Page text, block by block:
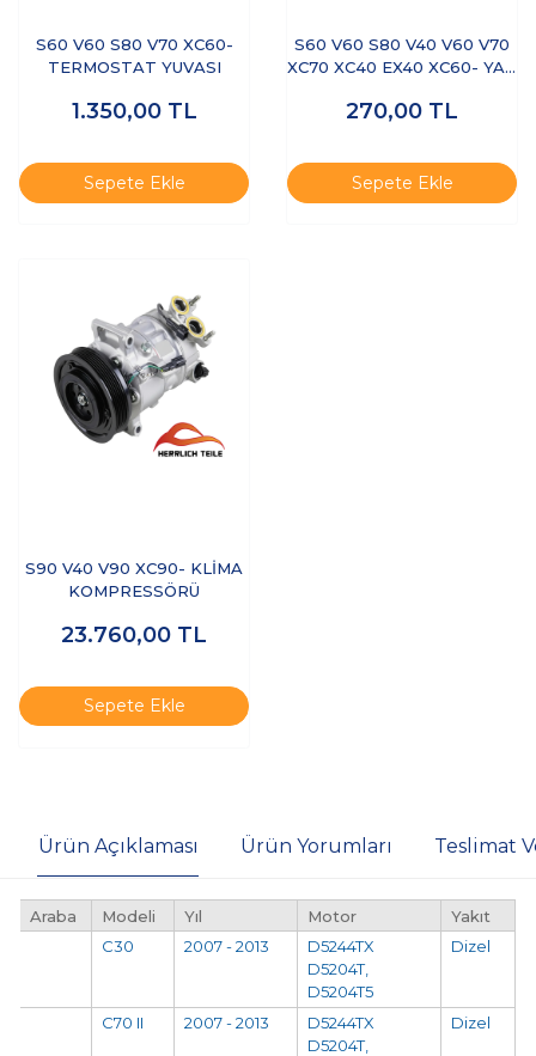
S60 V60 S80 V70 XC60-
TERMOSTAT YUVASI
1.350,00 TL
Sepete Ekle
S60 V60 S80 V40 V60 V70
XC70 XC40 EX40 XC60- YAĞ
270,00 TL
Sepete Ekle
S90 V40 V90 XC90- KLİMA
KOMPRESSÖRÜ
23.760,00 TL
Sepete Ekle
Ürün Açıklaması Ürün Yorumları Teslimat
Araba Modeli Yıl Motor
Yakıt
C30
2007 - 2013
D5244TX
D5204T,
D5204T5
Dizel
C70 II 2007 - 2013
D5244TX
D5204T,
Dizel